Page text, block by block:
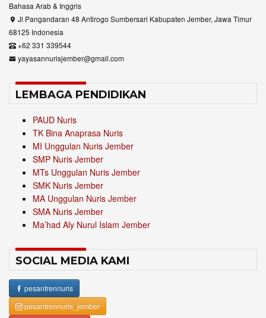
Bahasa Arab & Inggris
Jl Pangandaran 48 Antirogo Sumbersari Kabupaten Jember, Jawa Timur
68125 Indonesia
+62 331 339544
yayasannurisjember@gmail.com
LEMBAGA PENDIDIKAN
PAUD Nuris
TK Bina Anaprasa Nuris
MI Unggulan Nuris Jember
SMP Nuris Jember
MTs Unggulan Nuris Jember
SMK Nuris Jember
MA Unggulan Nuris Jember
SMA Nuris Jember
Ma’had Aly Nurul Islam Jember
SOCIAL MEDIA KAMI
pesantrennuris
pesantrennuris_jember